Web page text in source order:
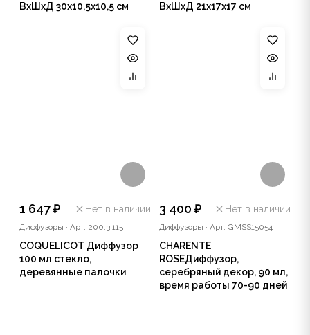
ВхШхД 30х10,5х10,5 см
ВхШхД 21х17х17 см
1 647 ₽ Нет в наличии
Диффузоры · Арт: 200.3.115
COQUELICOT Диффузор
100 мл стекло,
деревянные палочки
3 400 ₽ Нет в наличии
Диффузоры · Арт: GMSS15054
CHARENTE
ROSEДиффузор,
серебряный декор, 90 мл,
время работы 70-90 дней